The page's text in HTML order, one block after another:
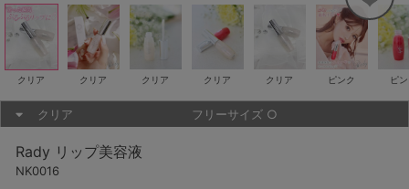
クリア クリア クリア クリア クリア ピンク ピ
クリア フリーサイズ ○
Rady リップ美容液
NK0016